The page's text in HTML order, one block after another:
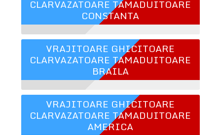
CLARVAZATOARE TAMADUITOARE
CONSTANTA
VRAJITOARE GHICITOARE
CLARVAZATOARE TAMADUITOARE
BRAILA
VRAJITOARE GHICITOARE
CLARVAZATOARE TAMADUITOARE
AMERICA